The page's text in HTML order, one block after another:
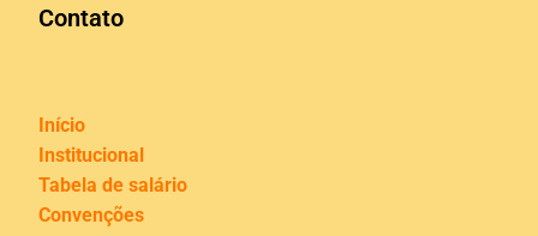
Contato
Início
Institucional
Tabela de salário
Convenções